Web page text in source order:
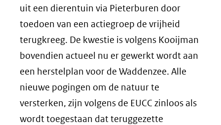
uit een dierentuin via Pieterburen door
toedoen van een actiegroep de vrijheid
terugkreeg. De kwestie is volgens Kooijman
bovendien actueel nu er gewerkt wordt aan
een herstelplan voor de Waddenzee. Alle
nieuwe pogingen om de natuur te
versterken, zijn volgens de EUCC zinloos als
wordt toegestaan dat teruggezette